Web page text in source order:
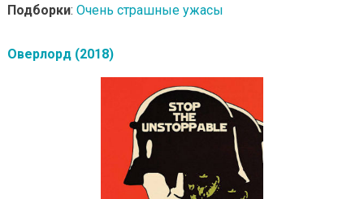
Подборки: Очень страшные ужасы
Оверлорд (2018)